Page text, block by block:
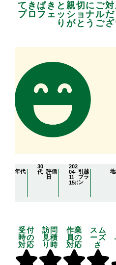
てきぱきと親切にご
プロフェッショナル
りがとうご
年代
30
代
評価
日
2022-
04-
11
15:32:31
引越
プラ
ン
受付
時の
対応
訪問
見積
り時
作業
員の
対応
スム
ーズ
さ